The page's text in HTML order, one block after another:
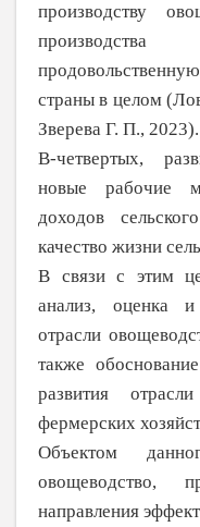
производству
страны в целом
Зверева Г. П., 2023).
В-четвертых,
новые рабочие
доходов
качество жизни
В связи с этим
анализ, оценка и
отрасли
также
развития
фермерских
Объектом
овощеводство,
направления